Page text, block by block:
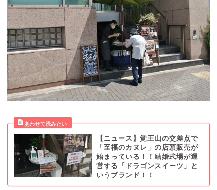
【ニュース】覚王山の交差点で
「至福のカヌレ」の店頭販売が
始まっている！！結婚式場が運
営する「ドラゴンスイーツ」と
いうブランド！！